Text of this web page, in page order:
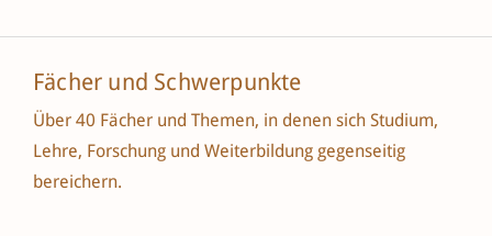
Fächer und Schwerpunkte
Über 40 Fächer und Themen, in denen sich Studium,
Lehre, Forschung und Weiterbildung gegenseitig
bereichern.